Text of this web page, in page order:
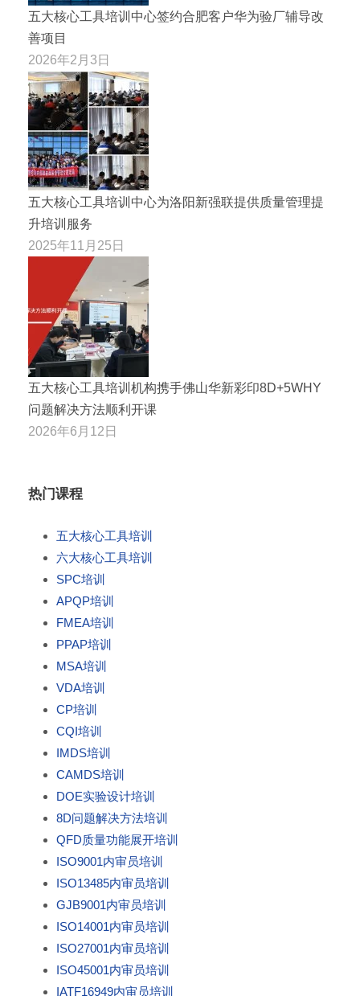
五大核心工具培训中心签约合肥客户华为验厂辅导改
善项目
2026年2月3日
五大核心工具培训中心为洛阳新强联提供质量管理提
升培训服务
2025年11月25日
五大核心工具培训机构携手佛山华新彩印8D+5WHY
问题解决方法顺利开课
2026年6月12日
热门课程
五大核心工具培训
六大核心工具培训
SPC培训
APQP培训
FMEA培训
PPAP培训
MSA培训
VDA培训
CP培训
CQI培训
IMDS培训
CAMDS培训
DOE实验设计培训
8D问题解决方法培训
QFD质量功能展开培训
ISO9001内审员培训
ISO13485内审员培训
GJB9001内审员培训
ISO14001内审员培训
ISO27001内审员培训
ISO45001内审员培训
IATF16949内审员培训